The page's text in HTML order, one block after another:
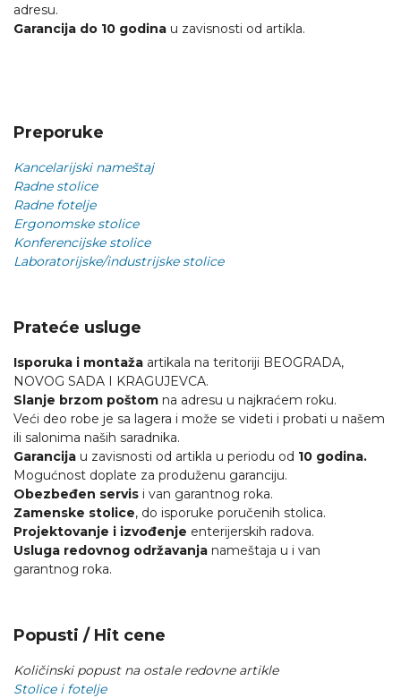
adresu.
Garancija do 10 godina u zavisnosti od artikla.
Preporuke
Kancelarijski nameštaj
Radne stolice
Radne fotelje
Ergonomske stolice
Konferencijske stolice
Laboratorijske/industrijske stolice
Prateće usluge
Isporuka i montaža artikala na teritoriji BEOGRADA,
NOVOG SADA I KRAGUJEVCA.
Slanje brzom poštom na adresu u najkraćem roku.
Veći deo robe je sa lagera i može se videti i probati u našem
ili salonima naših saradnika.
Garancija u zavisnosti od artikla u periodu od 10 godina.
Mogućnost doplate za produženu garanciju.
Obezbeđen servis i van garantnog roka.
Zamenske stolice, do isporuke poručenih stolica.
Projektovanje i izvođenje enterijerskih radova.
Usluga redovnog održavanja nameštaja u i van
garantnog roka.
Popusti / Hit cene
Količinski popust na ostale redovne artikle
Stolice i fotelje